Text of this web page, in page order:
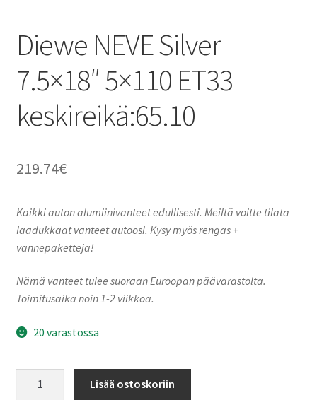
Diewe NEVE Silver
7.5×18″ 5×110 ET33
keskireikä:65.10
219.74€
Kaikki auton alumiinivanteet edullisesti. Meiltä voitte tilata
laadukkaat vanteet autoosi. Kysy myös rengas +
vannepaketteja!
Nämä vanteet tulee suoraan Euroopan päävarastolta.
Toimitusaika noin 1-2 viikkoa.
20 varastossa
Lisää ostoskoriin